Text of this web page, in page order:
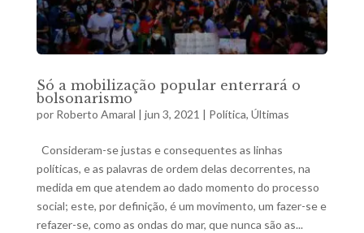
Só a mobilização popular enterrará o
bolsonarismo
por Roberto Amaral | jun 3, 2021 | Política, Últimas
Consideram-se justas e consequentes as linhas
políticas, e as palavras de ordem delas decorrentes, na
medida em que atendem ao dado momento do processo
social; este, por definição, é um movimento, um fazer-se e
refazer-se, como as ondas do mar, que nunca são as...